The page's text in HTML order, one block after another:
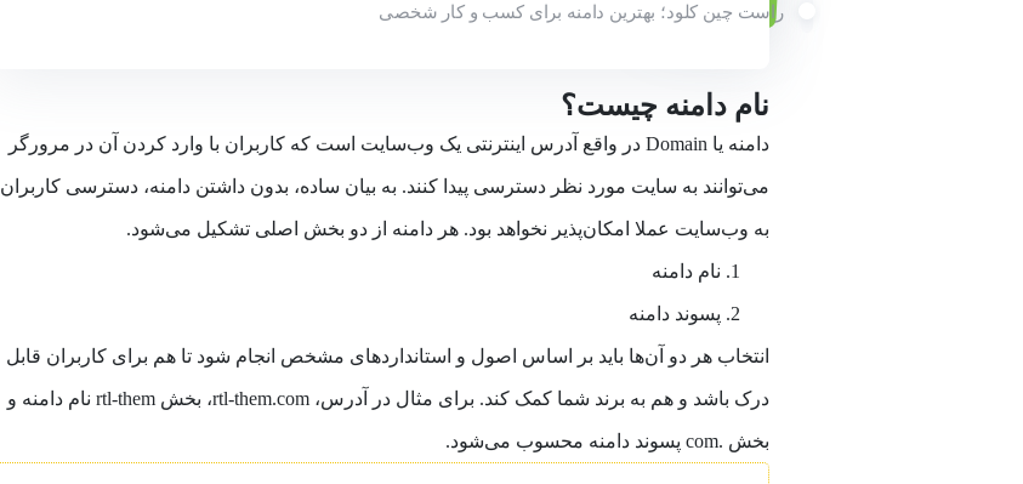
راست چین کلود؛ بهترین دامنه برای کسب و کار شخصی
نام دامنه چیست؟
دامنه یا Domain در واقع آدرس اینترنتی یک وب‌سایت است که کاربران با وارد کردن آن در مرورگر
می‌توانند به سایت مورد نظر دسترسی پیدا کنند. به بیان ساده، بدون داشتن دامنه، دسترسی کاربران
به وب‌سایت عملا امکان‌پذیر نخواهد بود. هر دامنه از دو بخش اصلی تشکیل می‌شود.
نام دامنه
پسوند دامنه
انتخاب هر دو آن‌ها باید بر اساس اصول و استانداردهای مشخص انجام شود تا هم برای کاربران قابل
درک باشد و هم به برند شما کمک کند. برای مثال در آدرس، rtl-them.com، بخش rtl-them نام دامنه و
بخش .com پسوند دامنه محسوب می‌شود.